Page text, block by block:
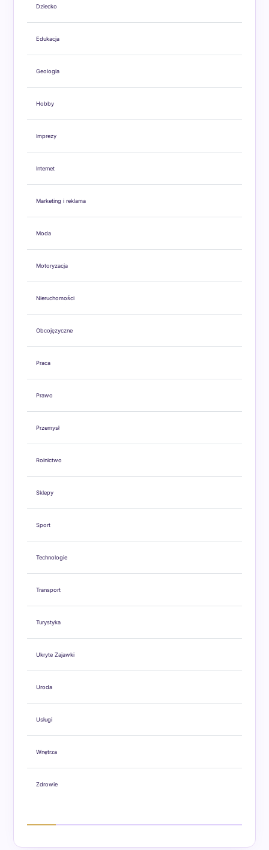
Dziecko
Edukacja
Geologia
Hobby
Imprezy
Internet
Marketing i reklama
Moda
Motoryzacja
Nieruchomości
Obcojęzyczne
Praca
Prawo
Przemysł
Rolnictwo
Sklepy
Sport
Technologie
Transport
Turystyka
Ukryte Zajawki
Uroda
Usługi
Wnętrza
Zdrowie